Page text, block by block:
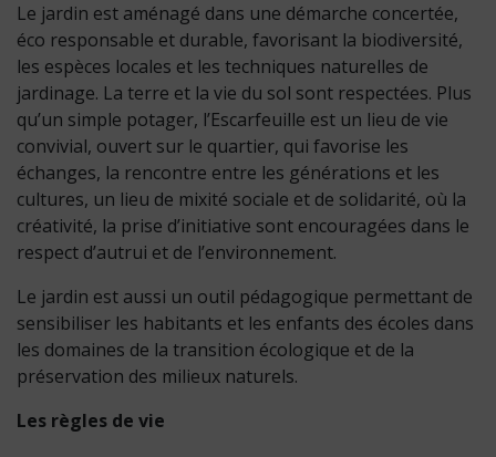
Le jardin est aménagé dans une démarche concertée,
éco responsable et durable, favorisant la biodiversité,
les espèces locales et les techniques naturelles de
jardinage. La terre et la vie du sol sont respectées. Plus
qu’un simple potager, l’Escarfeuille est un lieu de vie
convivial, ouvert sur le quartier, qui favorise les
échanges, la rencontre entre les générations et les
cultures, un lieu de mixité sociale et de solidarité, où la
créativité, la prise d’initiative sont encouragées dans le
respect d’autrui et de l’environnement.
Le jardin est aussi un outil pédagogique permettant de
sensibiliser les habitants et les enfants des écoles dans
les domaines de la transition écologique et de la
préservation des milieux naturels.
Les règles de vie